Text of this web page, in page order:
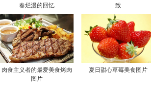
春烂漫的回忆
致
肉食主义者的最爱美食烤肉
图片
夏日甜心草莓美食图片